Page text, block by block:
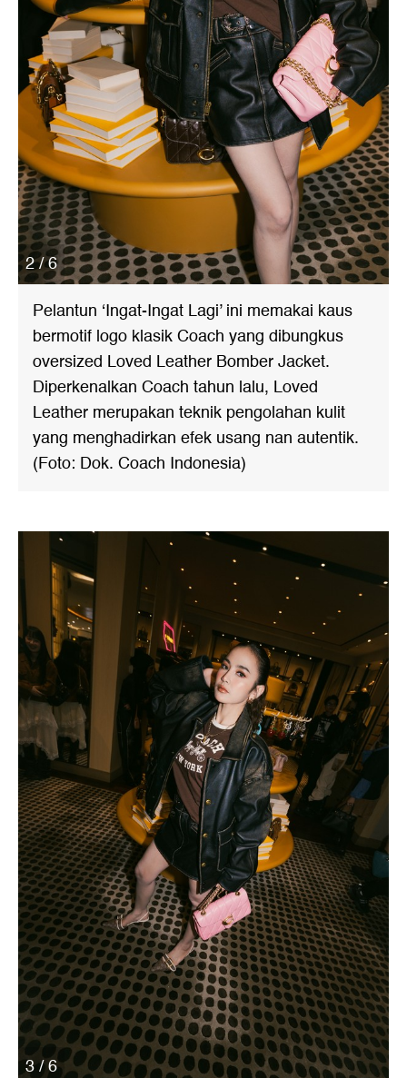
2 / 6
Pelantun ‘Ingat-Ingat Lagi’ ini memakai kaus
bermotif logo klasik Coach yang dibungkus
oversized Loved Leather Bomber Jacket.
Diperkenalkan Coach tahun lalu, Loved
Leather merupakan teknik pengolahan kulit
yang menghadirkan efek usang nan autentik.
(Foto: Dok. Coach Indonesia)
3 / 6